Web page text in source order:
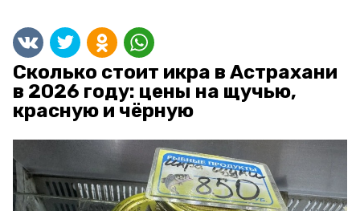
Сколько стоит икра в Астрахани
в 2026 году: цены на щучью,
красную и чёрную